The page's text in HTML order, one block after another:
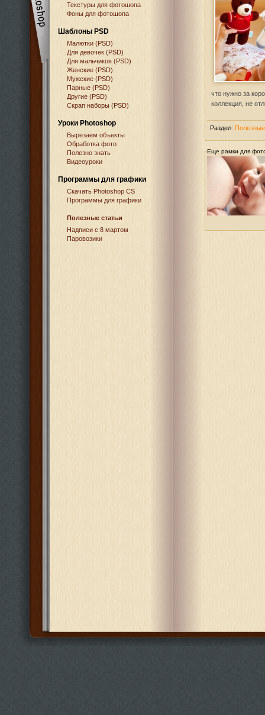
Текстуры для фотошопа
Фоны для фотошопа
Шаблоны PSD
Малютки (PSD)
Для девочек (PSD)
Для мальчиков (PSD)
Женские (PSD)
Мужские (PSD)
Парные (PSD)
Другие (PSD)
Скрап наборы (PSD)
Уроки Photoshop
Вырезаем объекты
Обработка фото
Полезно знать
Видеоуроки
Программы для графики
Cкачать Photoshop CS
Программы для графики
Полезные статьи
Надписи с 8 мартом
Паровозики
что нужно за
коллекция, не
Раздел:
Еще рамки для